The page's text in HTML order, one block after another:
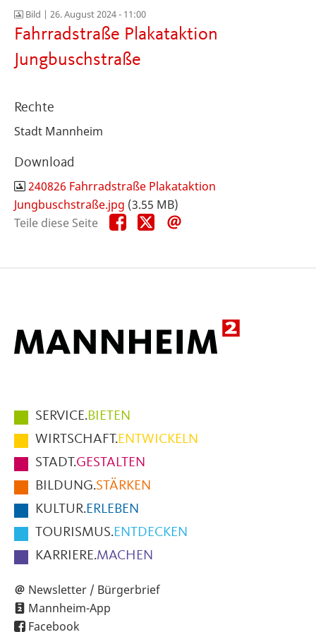
Bild | 26. August 2024 - 11:00
Fahrradstraße Plakataktion
Jungbuschstraße
Rechte
Stadt Mannheim
Download
240826 Fahrradstraße Plakataktion
Jungbuschstraße.jpg (3.55 MB)
Teile diese Seite
Teile
diese
Teile
diese
Hauptmenüpunkte
im
Fußbereich
der
Seite
SERVICE.BIETEN
WIRTSCHAFT.ENTWICKELN
STADT.GESTALTEN
BILDUNG.STÄRKEN
KULTUR.ERLEBEN
TOURISMUS.ENTDECKEN
KARRIERE.MACHEN
Newsletter / Bürgerbrief
Mannheim-App
Facebook